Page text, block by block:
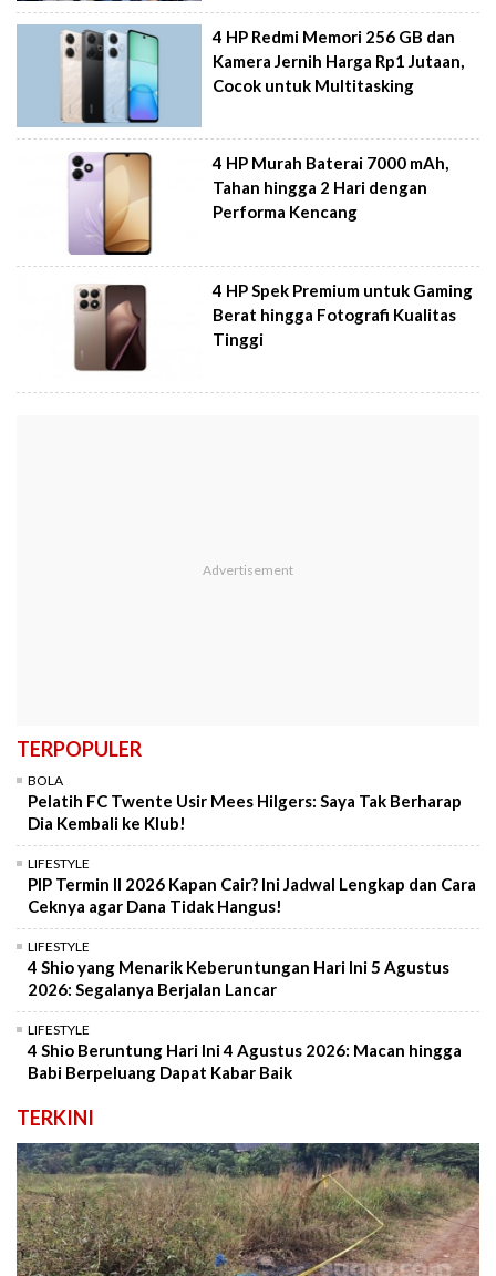
4 HP Redmi Memori 256 GB dan
Kamera Jernih Harga Rp1 Jutaan,
Cocok untuk Multitasking
4 HP Murah Baterai 7000 mAh,
Tahan hingga 2 Hari dengan
Performa Kencang
4 HP Spek Premium untuk Gaming
Berat hingga Fotografi Kualitas
Tinggi
TERPOPULER
BOLA
Pelatih FC Twente Usir Mees Hilgers: Saya Tak Berharap
Dia Kembali ke Klub!
LIFESTYLE
PIP Termin II 2026 Kapan Cair? Ini Jadwal Lengkap dan Cara
Ceknya agar Dana Tidak Hangus!
LIFESTYLE
4 Shio yang Menarik Keberuntungan Hari Ini 5 Agustus
2026: Segalanya Berjalan Lancar
LIFESTYLE
4 Shio Beruntung Hari Ini 4 Agustus 2026: Macan hingga
Babi Berpeluang Dapat Kabar Baik
TERKINI